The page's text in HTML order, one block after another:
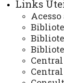
Links
Acesso
PROGRAMAS
PEL -
PEE - Educação
PIBID - Bolsas